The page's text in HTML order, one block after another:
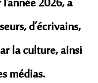
d’écrivains,
la culture, ainsi
médias.